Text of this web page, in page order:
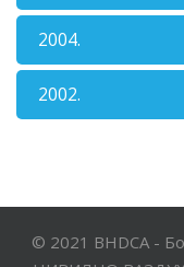
2004.
2002.
© 2021 BHDCA -